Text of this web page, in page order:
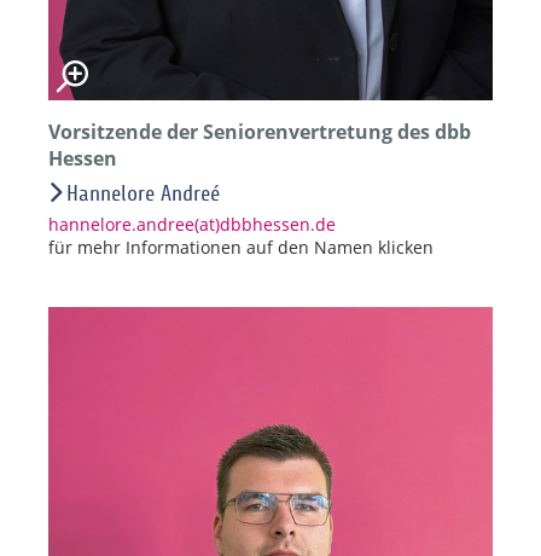
Vorsitzende der Seniorenvertretung des dbb
Hessen
Hannelore Andreé
hannelore.andree(at)dbbhessen.de
für mehr Informationen auf den Namen klicken